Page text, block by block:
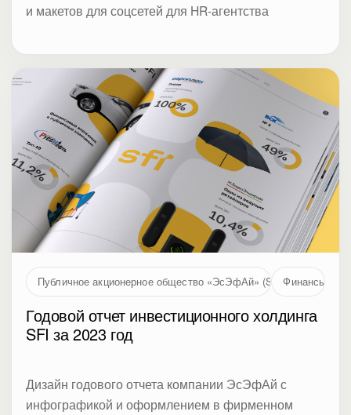
и макетов для соцсетей для HR-агентства
Публичное акционерное общество «ЭсЭфАй» (SFI, MOEX:
Финансы
Годовой отчет инвестиционного холдинга
SFI за 2023 год
Дизайн годового отчета компании ЭсЭфАй с
инфографикой и оформлением в фирменном